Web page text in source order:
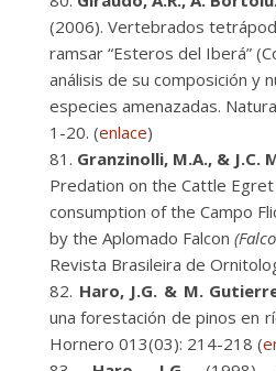
(2006). Vertebrados
ramsar “Esteros del Iberá”
análisis de su composición y
especies amenazadas.
1-20. (enlace)
Granzinolli, M.A., & J.C.
Predation on the Cattle Egret
consumption of the Campo
by the Aplomado Falcon
Revista Brasileira de
Haro, J.G. & M.
una forestación de pinos en
Hornero 013(03): 214-218 (